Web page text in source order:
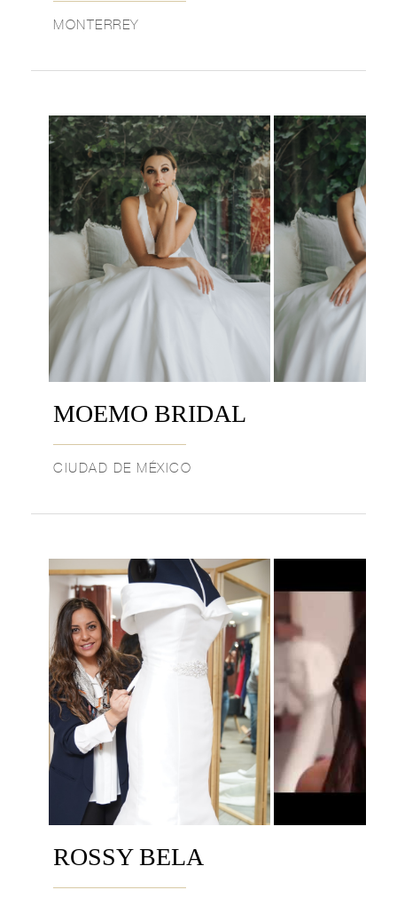
MONTERREY
MOEMO BRIDAL
CIUDAD DE MÉXICO
ROSSY BELA